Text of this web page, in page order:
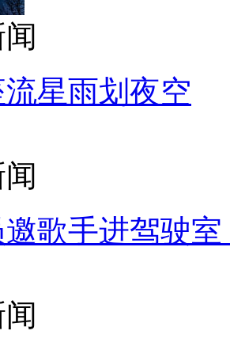
星雨划夜空
歌手进驾驶